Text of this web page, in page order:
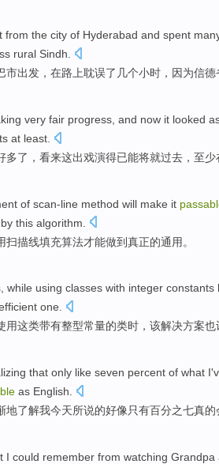
from the city of Hyderabad and spent
rural Sindh.
市出发 ，在路上耽误了 几个小时，因为信德
very fair progress, and now it looked
at least
多了， 看来这出戏演得已能将就过去，至少
of scan-line method will make it
this algorithm
扫描线填充算法才能做到真正的通用。
, while using classes with integer constants
one.
用这类带有整型常量的类时，该解决方案也
that only like seven percent of what
as English
地了解我今天所说的好像只有百分之七真的
I could remember from watching Grandpa